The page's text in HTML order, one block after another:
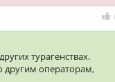
турагенствах.
другим операторам,